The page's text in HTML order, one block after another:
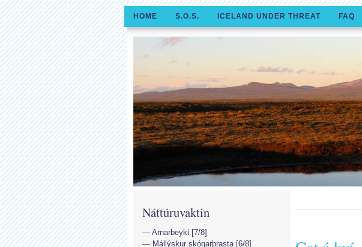
HOME S.O.S. ICELAND UNDER THREAT FAQ
Náttúruvaktin
Arnarbeyki [7/8]
Mállýskur skógarþrasta [6/8]